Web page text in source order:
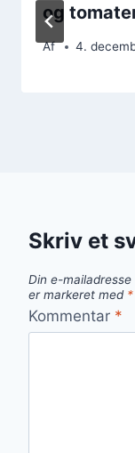
og
Af 4.
Skriv et
Din e-
er markeret med *
Kommentar *